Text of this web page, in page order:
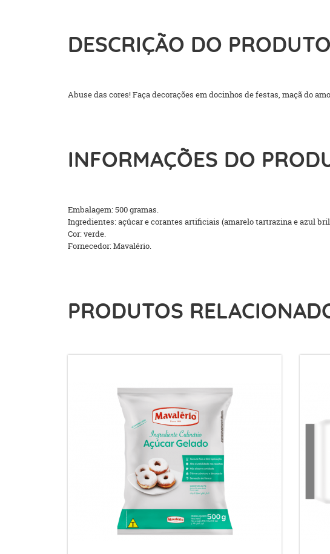
DESCRIÇÃO DO PRODUTO
Abuse das cores! Faça decorações em docinhos de festas, maçã do
INFORMAÇÕES DO
Embalagem: 500 gramas.
Ingredientes: açúcar e corantes artificiais (amarelo tartrazina e azul
Cor: verde.
Fornecedor: Mavalério.
PRODUTOS